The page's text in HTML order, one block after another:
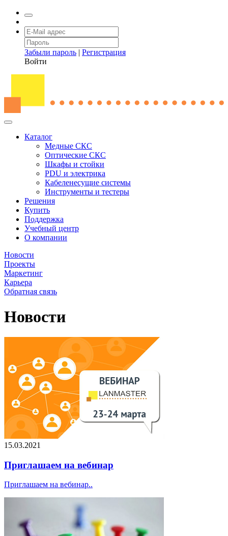
Забыли пароль | Регистрация
Войти
Каталог
Медные СКС
Оптические СКС
Шкафы и стойки
PDU и электрика
Кабеленесущие системы
Инструменты и тестеры
Решения
Купить
Поддержка
Учебный центр
О компании
Новости
Проекты
Маркетинг
Карьера
Обратная связь
Новости
15.03.2021
Приглашаем на вебинар
Приглашаем на вебинар..